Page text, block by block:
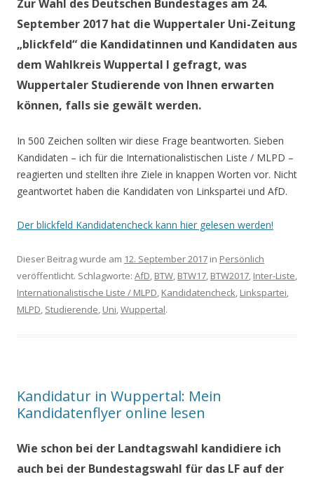
Zur Wahl des Deutschen Bundestages am 24.
September 2017 hat die Wuppertaler Uni-Zeitung
„blickfeld“ die Kandidatinnen und Kandidaten aus
dem Wahlkreis Wuppertal I gefragt, was
Wuppertaler Studierende von Ihnen erwarten
können, falls sie gewält werden.
In 500 Zeichen sollten wir diese Frage beantworten. Sieben
Kandidaten – ich für die Internationalistischen Liste / MLPD –
reagierten und stellten ihre Ziele in knappen Worten vor. Nicht
geantwortet haben die Kandidaten von Linkspartei und AfD.
Der blickfeld Kandidatencheck kann hier gelesen werden!
Dieser Beitrag wurde am 12. September 2017 in Persönlich
veröffentlicht. Schlagworte: AfD, BTW, BTW17, BTW2017, Inter-Liste,
Internationalistische Liste / MLPD, Kandidatencheck, Linkspartei,
MLPD, Studierende, Uni,Wuppertal.
Kandidatur in Wuppertal: Mein
Kandidatenflyer online lesen
Wie schon bei der Landtagswahl kandidiere ich
auch bei der Bundestagswahl für das LF auf der